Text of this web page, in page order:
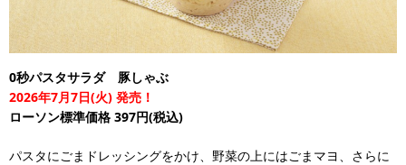
0秒パスタサラダ 豚しゃぶ
2026年7月7日(火) 発売！
ローソン標準価格 397円(税込)
パスタにごまドレッシングをかけ、野菜の上にはごまマヨ、さらに